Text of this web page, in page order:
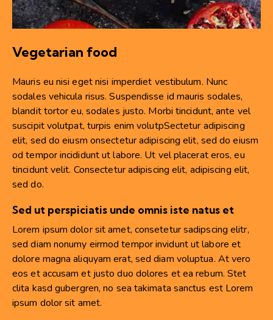
Vegetarian food
Mauris eu nisi eget nisi imperdiet vestibulum. Nunc
sodales vehicula risus. Suspendisse id mauris sodales,
blandit tortor eu, sodales justo. Morbi tincidunt, ante vel
suscipit volutpat, turpis enim volutpSectetur adipiscing
elit, sed do eiusm onsectetur adipiscing elit, sed do eiusm
od tempor incididunt ut labore. Ut vel placerat eros, eu
tincidunt velit. Consectetur adipiscing elit, adipiscing elit,
sed do.
Sed ut perspiciatis unde omnis iste natus et
Lorem ipsum dolor sit amet, consetetur sadipscing elitr,
sed diam nonumy eirmod tempor invidunt ut labore et
dolore magna aliquyam erat, sed diam voluptua. At vero
eos et accusam et justo duo dolores et ea rebum. Stet
clita kasd gubergren, no sea takimata sanctus est Lorem
ipsum dolor sit amet.